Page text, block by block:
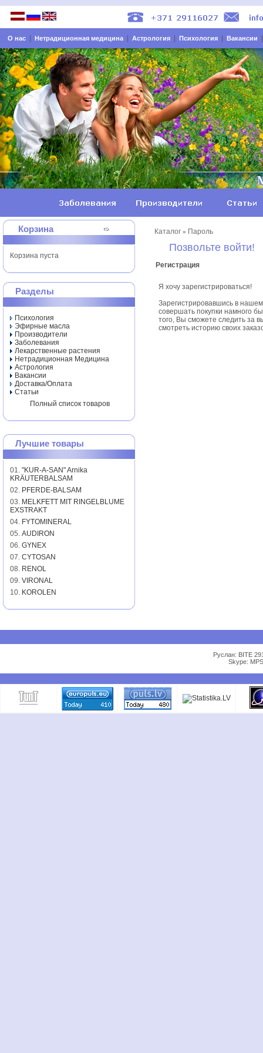
О нас Нетрадиционная медицина Астрология Психология Вакансии
Корзина
Корзина пуста
Разделы
Психология
Эфирные масла
Производители
Заболевания
Лекарственные растения
Нетрадиционная Медицина
Астрология
Вакансии
Доставка/Оплата
Статьи
Полный список товаров
Лучшие товары
01. "KUR-A-SAN" Arnika
KRÄUTERBALSAM
02. PFERDE-BALSAM
03. MELKFETT MIT RINGELBLUME
EXSTRAKT
04. FYTOMINERAL
05. AUDIRON
06. GYNEX
07. CYTOSAN
08. RENOL
09. VIRONAL
10. KOROLEN
Каталог » Пароль
Позвольте войти!
Регистрация
Я хочу зарегистрироваться!
Зарегистрировавшись в
совершать покупки намного
того, Вы сможете следить за
смотреть историю своих
Руслан: BITE
Skype: